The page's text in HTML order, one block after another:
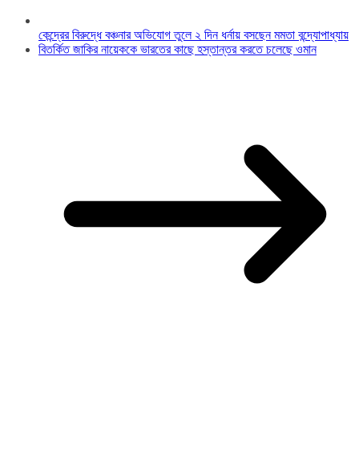
কেন্দ্রের বিরুদ্ধে বঞ্চনার অভিযোগ তুলে ২ দিন ধর্নায় বসছেন মমতা বন্দ্যোপাধ্যায়
বিতর্কিত জাকির নায়েককে ভারতের কাছে হস্তান্তর করতে চলেছে ওমান